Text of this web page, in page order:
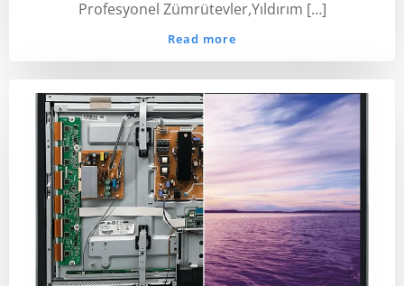
Profesyonel Zümrütevler,Yıldırım […]
Read more